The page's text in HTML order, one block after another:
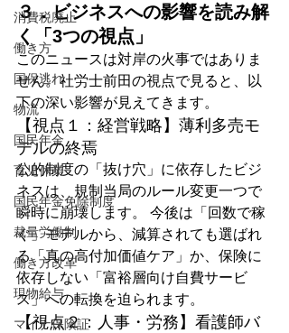
消費税廃止
働き方
国保逃れ
物流
国民年金
育児休業
国民年金免除制度
裁量労働制
働き方改革
現物給与
マイナ保険証
３．ビジネスへの影響を読み解
く「3つの視点」
このニュースは対岸の火事ではありま
せん。社労士前田の視点で見ると、以
下の深い影響が見えてきます。
【視点１：経営戦略】薄利多売モ
デルの終焉
公的制度の「抜け穴」に依存したビジ
ネスは、規制当局のルール変更一つで
瞬時に崩壊します。 今後は「回数で稼
ぐ」モデルから、減算されても選ばれ
る「真の高付加価値ケア」か、保険に
依存しない「富裕層向け自費サービ
ス」への転換を迫られます。
【視点２：人事・労務】看護師バ